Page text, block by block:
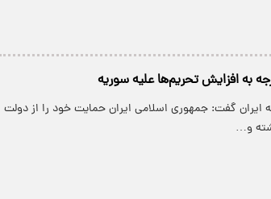
به افزایش تحریم‌ها علیه سوریه
ایران گفت: جمهوری اسلامی ایران حمایت خود را از دولت
و…